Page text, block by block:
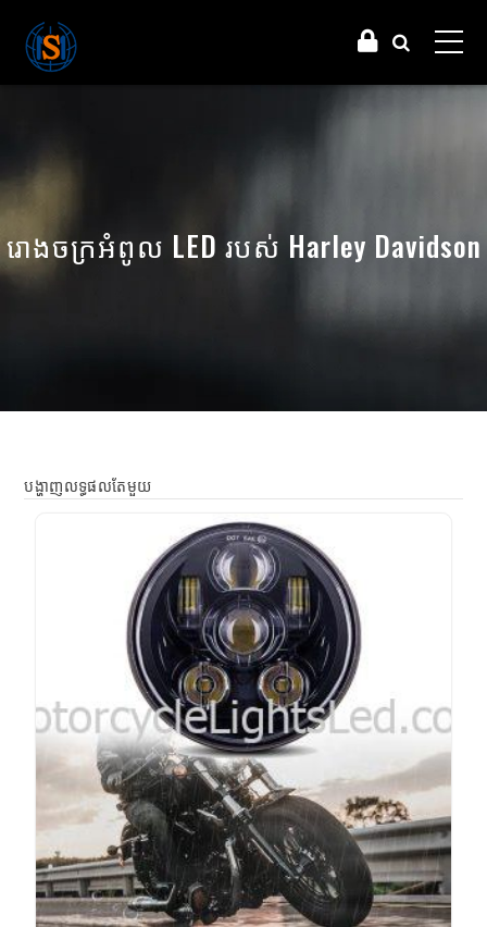
រោងចក្រអំពូល LED របស់ Harley Davidson
បង្ហាញលទ្ធផលតែមួយ